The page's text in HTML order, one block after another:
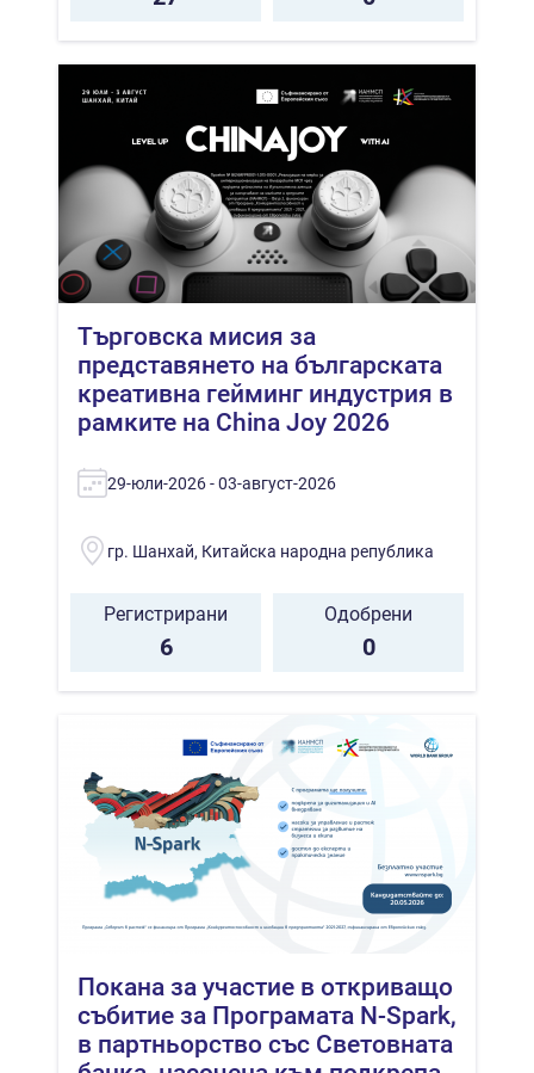
Търговска мисия за
представянето на българската
креативна гейминг индустрия в
рамките на China Joy 2026
29-юли-2026 - 03-август-2026
гр. Шанхай, Китайска народна република
Регистрирани
6
Одобрени
0
Покана за участие в откриващо
събитие за Програмата N-Spark,
в партньорство със Световната